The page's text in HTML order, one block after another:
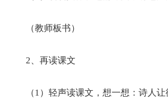
（教师板书）
2、再读课文
（1）轻声读课文，想一想：诗人